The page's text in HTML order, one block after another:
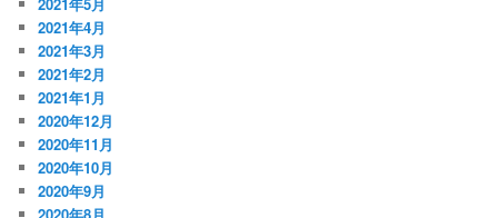
2021年5月
2021年4月
2021年3月
2021年2月
2021年1月
2020年12月
2020年11月
2020年10月
2020年9月